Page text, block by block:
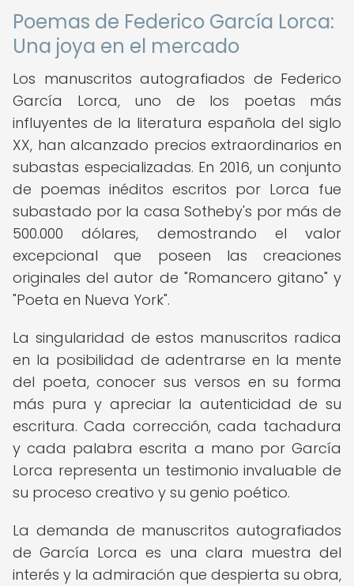
Poemas de Federico García Lorca:
Una joya en el mercado
Los manuscritos autografiados de Federico
García Lorca, uno de los poetas más
influyentes de la literatura española del siglo
XX, han alcanzado precios extraordinarios en
subastas especializadas. En 2016, un conjunto
de poemas inéditos escritos por Lorca fue
subastado por la casa Sotheby's por más de
500.000 dólares, demostrando el valor
excepcional que poseen las creaciones
originales del autor de "Romancero gitano" y
"Poeta en Nueva York".
La singularidad de estos manuscritos radica
en la posibilidad de adentrarse en la mente
del poeta, conocer sus versos en su forma
más pura y apreciar la autenticidad de su
escritura. Cada corrección, cada tachadura
y cada palabra escrita a mano por García
Lorca representa un testimonio invaluable de
su proceso creativo y su genio poético.
La demanda de manuscritos autografiados
de García Lorca es una clara muestra del
interés y la admiración que despierta su obra,